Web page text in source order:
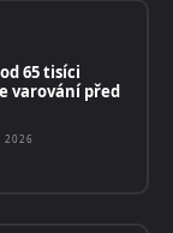
65 tisíci
varování před
2026